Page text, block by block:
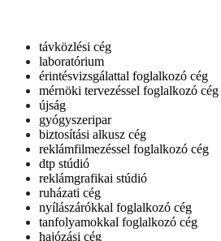
távközlési cég
laboratórium
érintésvizsgálattal foglalkozó cég
mérnöki tervezéssel foglalkozó cég
újság
gyógyszeripar
biztosítási alkusz cég
reklámfilmezéssel foglalkozó cég
dtp stúdió
reklámgrafikai stúdió
ruházati cég
nyílászárókkal foglalkozó cég
tanfolyamokkal foglalkozó cég
hajózási cég